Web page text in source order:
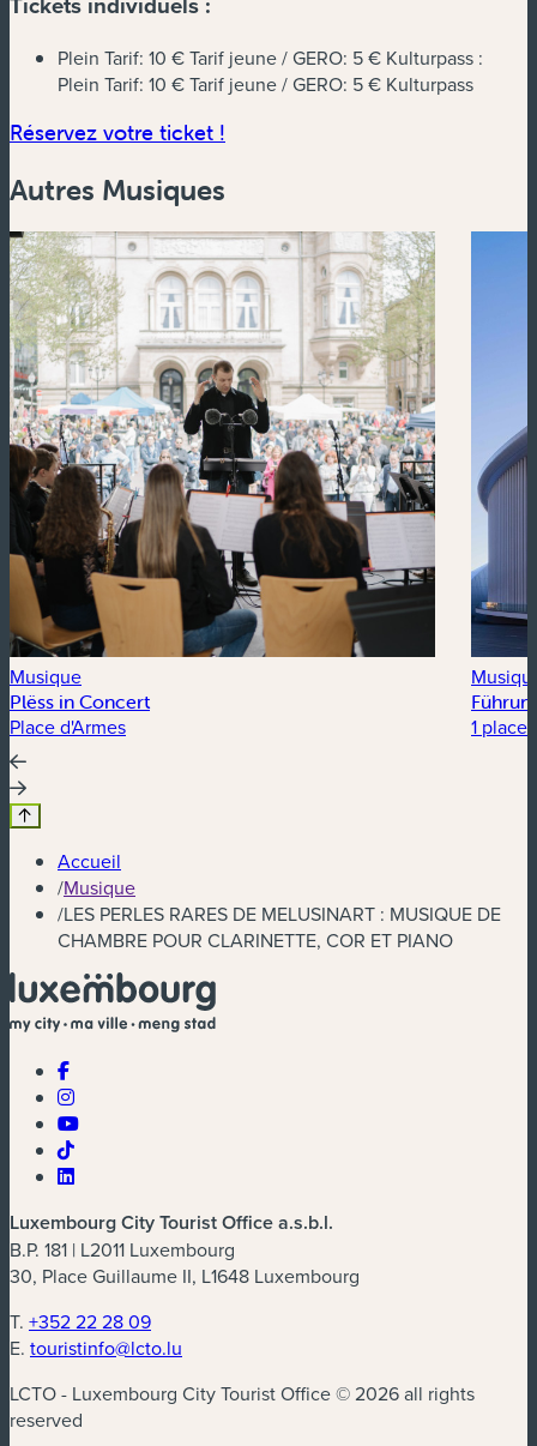
Plein Tarif: 10 € Tarif jeune / GERO: 5 € Kulturpass :
Plein Tarif: 10 € Tarif jeune / GERO: 5 € Kulturpass
Réservez votre ticket !
Autres Musiques
Musique
Plëss in Concert
Place d'Armes 1 place
Accueil
/Musique
/LES PERLES RARES DE MELUSINART : MUSIQUE DE
CHAMBRE POUR CLARINETTE, COR ET PIANO
Luxembourg City Tourist Office a.s.b.l.
B.P. 181 | L2011 Luxembourg
30, Place Guillaume II, L1648 Luxembourg
T. +352 22 28 09
E. touristinfo@lcto.lu
LCTO - Luxembourg City Tourist Office © 2026 all rights
reserved